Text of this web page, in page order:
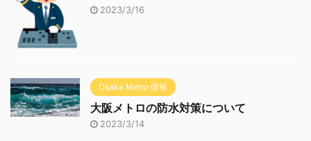
2023/3/16
Osaka Metro 情報
大阪メトロの防水対策について
2023/3/14